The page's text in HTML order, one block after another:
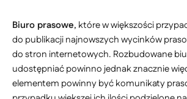
Biuro prasowe, które w większości
do publikacji najnowszych wycinków
do stron internetowych. Rozbudowane
udostępniać powinno jednak znacznie
elementem powinny być komunikaty